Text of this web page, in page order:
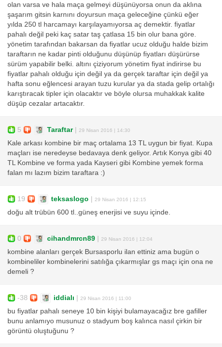
olan varsa ve hala maça gelmeyi düşünüyorsa onun da aklına
şaşarım gitsin karnını doyursun maça geleceğine çünkü eğer
yılda 250 tl harcamayı karşılayamıyorsa aç demektir. fiyatlar
pahalı değil peki kaç satar taş çatlasa 15 bin olur bana göre.
yönetim tarafından bakarsan da fiyatlar ucuz olduğu halde bizim
taraftarın ne kadar pinti olduğunu düşünüp fiyatları düşürürse
sürüm yapabilir belki. altını çiziyorum yönetim fiyat indirirse bu
fiyatlar pahalı olduğu için değil ya da gerçek taraftar için değil ya
hafta sonu eğlencesi arayan tuzu kurular ya da stada gelip ortalığı
karıştıracak tipler için olacaktır ve böyle olursa muhakkak kalite
düşüp cezalar artacaktır.
5 Taraftar| 29 Nisan 2016 | 14:30
Kale arkası kombine bir maç ortalama 13 TL uygun bir fiyat. Kupa
maçları ise neredeyse bedavaya denk geliyor. Artık Konya gibi 40
TL Kombine ve forma yada Kayseri gibi Kombine yemek forma
falan mı lazım bizim taraftara :)
19 teksaslogo 29 Nisan 2016 | 12:15
doğu alt trübün 600 tl..güneş enerjisi ve suyu içinde.
0 cihandmrcn89 29 Nisan 2016 | 12:04
kombine alanları gerçek Bursasporlu ilan ettiniz ama bugün o
kombineliler kombinelerini satılığa çıkarmışlar gs maçı için ona ne
demeli ?
-38 iddialı 29 Nisan 2016 | 11:00
bu fiyatlar pahalı seneye 10 bin kişiyi bulamayacağız bre gafiller
bunu anlamıyo musunuz o stadyum boş kalınca nasıl çirkin bir
görüntü oluştuğunu ?